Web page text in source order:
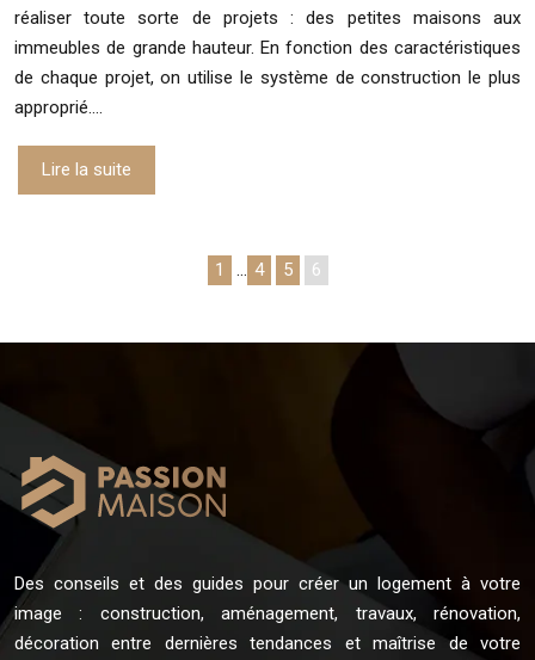
réaliser toute sorte de projets : des petites maisons aux
immeubles de grande hauteur. En fonction des caractéristiques
de chaque projet, on utilise le système de construction le plus
approprié….
Lire la suite
1 … 4 5 6
Des conseils et des guides pour créer un logement à votre
image : construction, aménagement, travaux, rénovation,
décoration entre dernières tendances et maîtrise de votre